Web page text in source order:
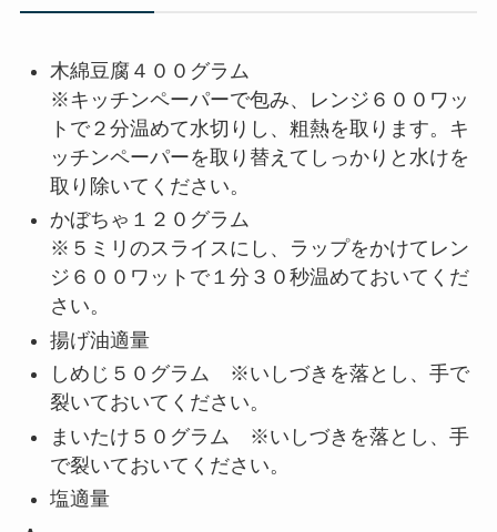
木綿豆腐４００グラム
※キッチンペーパーで包み、レンジ６００ワッ
トで２分温めて水切りし、粗熱を取ります。キ
ッチンペーパーを取り替えてしっかりと水けを
取り除いてください。
かぼちゃ１２０グラム
※５ミリのスライスにし、ラップをかけてレン
ジ６００ワットで１分３０秒温めておいてくだ
さい。
揚げ油適量
しめじ５０グラム ※いしづきを落とし、手で
裂いておいてください。
まいたけ５０グラム ※いしづきを落とし、手
で裂いておいてください。
塩適量